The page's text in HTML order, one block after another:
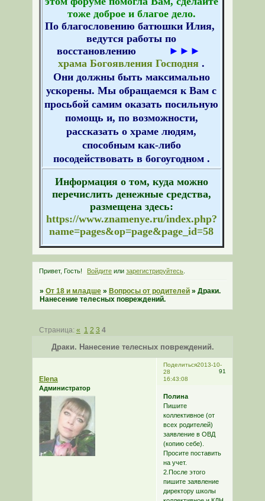
тоже доброе и благое дело.
По благословению батюшки Илия,
ведутся работы по
восстановлению
►►►
храма Богоявления Господня .
Они должны быть максимально
ускорены. Мы обращаемся к Вам с
просьбой самим оказать посильную
помощь и, по возможности,
рассказать о храме людям,
способным как-либо
посодействовать в богоугодном .
Информация о том, куда можно
перечислить денежные средства,
размещена здесь:
https://www.znamenye.ru/index.php?
name=pages&op=page&page_id=58
Привет, Гость! Войдите илизарегистрируйтесь
» От 18 и младше » Вопросы от родителей » Драки.
Нанесение телесных повреждений.
Драки. Нанесение телесных повреждений.
Страница: « 1 2 3 4
Поделиться
91
2013-10-
28
16:43:08
Elena
Администратор
Полина
Пишите
коллективное (от
всех родителей)
заявление в ОВД
(копию себе).
Просите поставить
на учет.
2.После этого
пишите заявление
директору школы